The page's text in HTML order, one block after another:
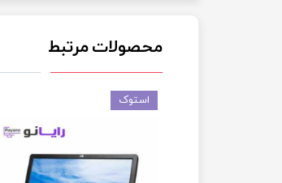
محصولات مرتبط
استوک